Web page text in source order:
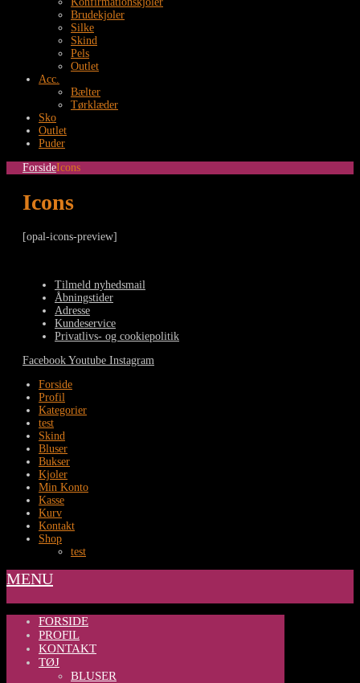
Brudekjoler
Silke
Skind
Pels
Outlet
Acc.
Bælter
Tørklæder
Sko
Outlet
Puder
ForsideIcons
Icons
[opal-icons-preview]
Tilmeld nyhedsmail
Åbningstider
Adresse
Kundeservice
Privatlivs- og cookiepolitik
Facebook Youtube Instagram
Forside
Profil
Kategorier
test
Skind
Bluser
Bukser
Kjoler
Min Konto
Kasse
Kurv
Kontakt
Shop
test
MENU
FORSIDE
PROFIL
KONTAKT
TØJ
BLUSER